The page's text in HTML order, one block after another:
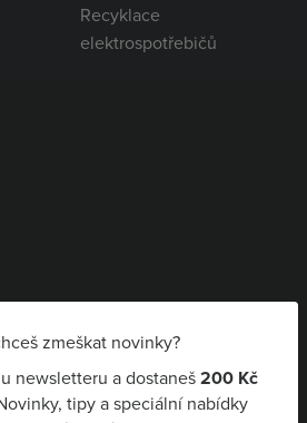
zmeškat novinky?
newsletteru a dostaneš200 Kč
tipy a speciální nabídky
Recyklace
elektrospotřebičů